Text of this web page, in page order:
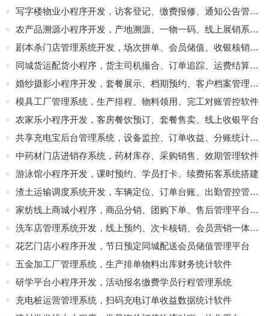
写字楼物业小程序开发，访客登记、缴费报修、通知公告管理软件
农产品溯源小程序开发，产地溯源、一物一码、线上展销系统搭建
剧本杀门店管理系统开发，场次拼单、会员储值、收银核销一体化平台
同城货运配货小程序，货主司机撮合、订单追踪、运费结算平台
婚纱摄影小程序开发，套餐展示、档期预约、客户档案管理系统
模具工厂管理系统，生产排程、物料领用、完工对账管控软件
农家乐小程序开发，客房餐饮预订、套餐售卖、线上收银平台
共享充电宝后台管理系统，设备监控、订单收益、分账统计开发
中药材门店进销存系统，药材库存、采购销售、效期管理软件
游泳馆小程序开发，课时预约、学员打卡、续费拓客系统搭建
渣土运输调度系统开发，车辆定位、订单台账、出勤管控管理软件
家纺线上商城小程序，商品分销、团购下单、售后管理平台定制
洗车店管理系统开发，线上预约、次卡核销、会员营销一体化软件
花艺门店小程序开发，节日预定同城配送会员储值管理平台
五金加工厂管理系统，生产排单物料出库财务统计软件
研学平台小程序开发，活动报名缴费学员行程管理系统
充电桩运营管理系统，扫码充电订单收益数据统计软件